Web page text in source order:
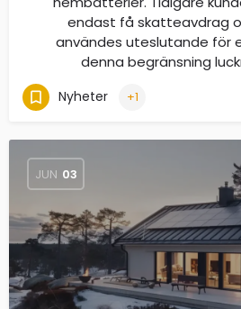
endast få skatteavdrag
användes uteslutande för
denna begränsning
Nyheter +1
JUN 03